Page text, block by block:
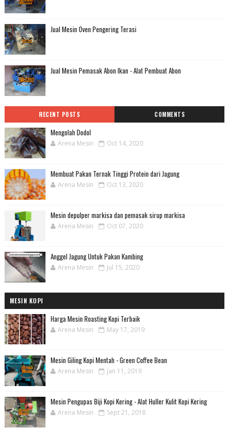
Jual Mesin Oven Pengering Terasi
Jual Mesin Pemasak Abon Ikan - Alat Pembuat Abon
RECENT POSTS COMMENTS
Mengolah Dodol
Arena Mesin Oct 14, 2020
Membuat Pakan Ternak Tinggi Protein dari Jagung
Arena Mesin Oct 13, 2020
Mesin depulper markisa dan pemasak sirup markisa
Arena Mesin Oct 07, 2020
Anggel Jagung Untuk Pakan Kambing
Arena Mesin Jul 15, 2020
MESIN KOPI
Harga Mesin Roasting Kopi Terbaik
Arena Mesin May 17, 2019
Mesin Giling Kopi Mentah - Green Coffee Bean
Arena Mesin Jan 11, 2019
Mesin Pengupas Biji Kopi Kering - Alat Huller Kulit Kopi Kering
Arena Mesin Sept 21, 2018